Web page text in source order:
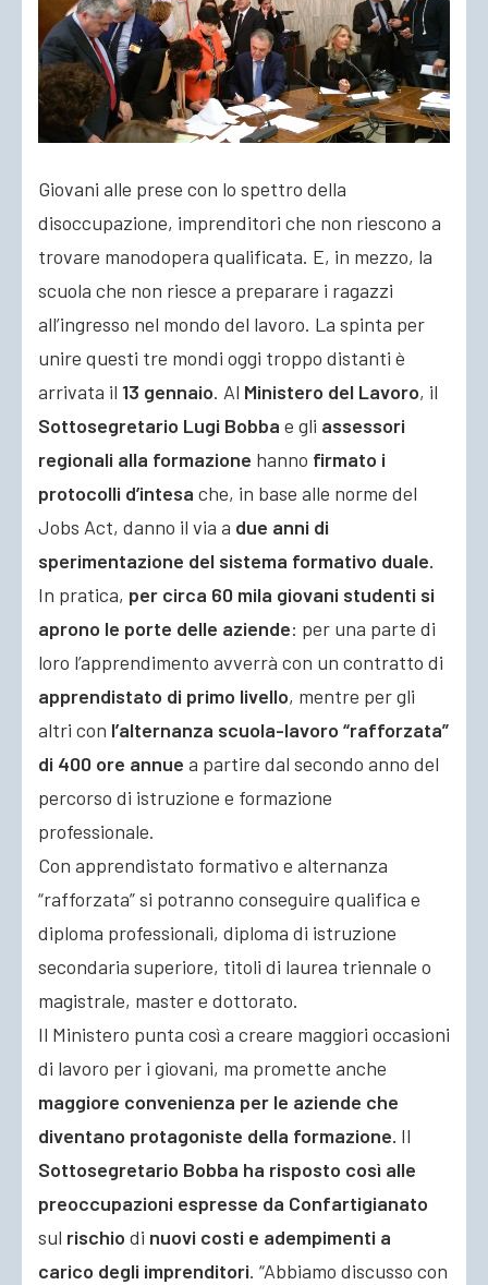
Giovani alle prese con lo spettro della
disoccupazione, imprenditori che non riescono a
trovare manodopera qualificata. E, in mezzo, la
scuola che non riesce a preparare i ragazzi
all’ingresso nel mondo del lavoro. La spinta per
unire questi tre mondi oggi troppo distanti è
arrivata il 13 gennaio. Al Ministero del Lavoro, il
Sottosegretario Lugi Bobba e gli assessori
regionali alla formazione hanno firmato i
protocolli d’intesa che, in base alle norme del
Jobs Act, danno il via a due anni di
sperimentazione del sistema formativo duale.
In pratica, per circa 60 mila giovani studenti si
aprono le porte delle aziende: per una parte di
loro l’apprendimento avverrà con un contratto di
apprendistato di primo livello, mentre per gli
altri con l’alternanza scuola-lavoro “rafforzata”
di 400 ore annue a partire dal secondo anno del
percorso di istruzione e formazione
professionale.
Con apprendistato formativo e alternanza
“rafforzata” si potranno conseguire qualifica e
diploma professionali, diploma di istruzione
secondaria superiore, titoli di laurea triennale o
magistrale, master e dottorato.
Il Ministero punta così a creare maggiori occasioni
di lavoro per i giovani, ma promette anche
maggiore convenienza per le aziende che
diventano protagoniste della formazione. Il
Sottosegretario Bobba ha risposto così alle
preoccupazioni espresse da Confartigianato
sul rischio di nuovi costi e adempimenti a
carico degli imprenditori. “Abbiamo discusso con